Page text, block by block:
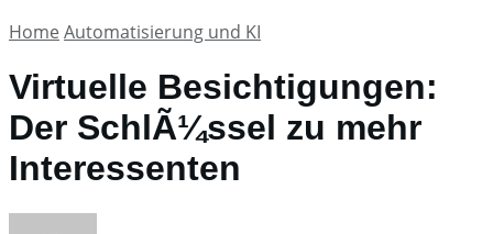
Home Automatisierung und KI
Virtuelle Besichtigungen:
Der SchlÃ¼ssel zu mehr
Interessenten